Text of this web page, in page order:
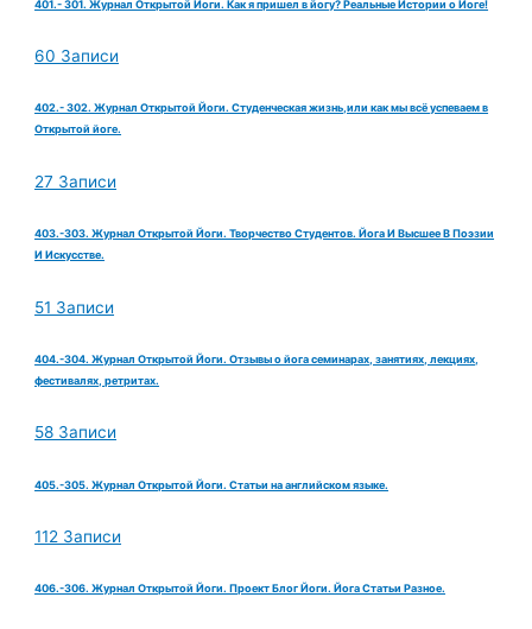
401.- 301. Журнал Открытой Йоги. Как я пришел в йогу? Реальные Истории о Йоге!
60 Записи
402.- 302. Журнал Открытой Йоги. Студенческая жизнь,или как мы всё успеваем в
Открытой йоге.
27 Записи
403.-303. Журнал Открытой Йоги. Творчество Студентов. Йога И Высшее В Поэзии
И Искусстве.
51 Записи
404.-304. Журнал Открытой Йоги. Отзывы о йога семинарах, занятиях, лекциях,
фестивалях, ретритах.
58 Записи
405.-305. Журнал Открытой Йоги. Статьи на английском языке.
112 Записи
406.-306. Журнал Открытой Йоги. Проект Блог Йоги. Йога Статьи Разное.